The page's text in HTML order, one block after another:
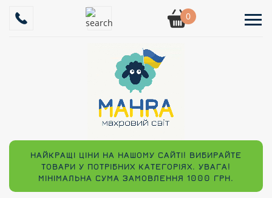
0
НАЙКРАЩІ ЦІНИ НА НАШОМУ САЙТІ! ВИБИРАЙТЕ
ТОВАРИ У ПОТРІБНИХ КАТЕГОРІЯХ. УВАГА!
МІНІМАЛЬНА СУМА ЗАМОВЛЕННЯ 1000 ГРН.